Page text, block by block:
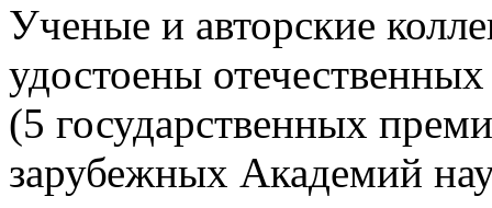
Ученые и авторские
удостоены
(5 государственных
зарубежных Академий